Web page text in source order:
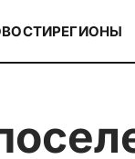
РЕГИОНЫ